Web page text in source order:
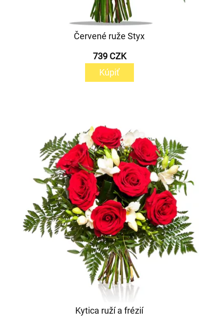
Červené ruže Styx
739 CZK
Kúpiť
Kytica ruží a frézií